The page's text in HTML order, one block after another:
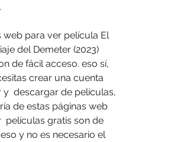
del Demeter (2023)
de fácil acceso. eso sí,
crear una cuenta
y  descargar de películas,
de estas páginas web
películas gratis son de
y no es necesario el